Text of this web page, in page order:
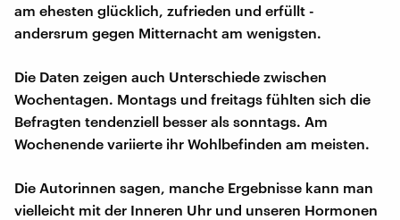
am ehesten glücklich, zufrieden und erfüllt -
andersrum gegen Mitternacht am wenigsten.
Die Daten zeigen auch Unterschiede zwischen
Wochentagen. Montags und freitags fühlten sich die
Befragten tendenziell besser als sonntags. Am
Wochenende variierte ihr Wohlbefinden am meisten.
Die Autorinnen sagen, manche Ergebnisse kann man
vielleicht mit der Inneren Uhr und unseren Hormonen